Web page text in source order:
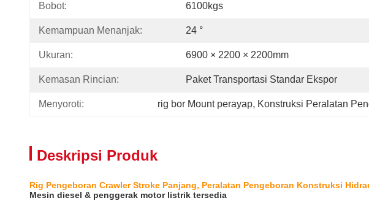
Bobot: 6100kgs
Kemampuan Menanjak: 24 °
Ukuran: 6900 × 2200 × 2200mm
Kemasan Rincian: Paket Transportasi Standar Ekspor
Menyoroti: rig bor Mount perayap, Konstruksi Peralatan
Deskripsi Produk
Rig Pengeboran Crawler Stroke Panjang, Peralatan Pengeboran Konstruksi
Mesin diesel & penggerak motor listrik tersedia